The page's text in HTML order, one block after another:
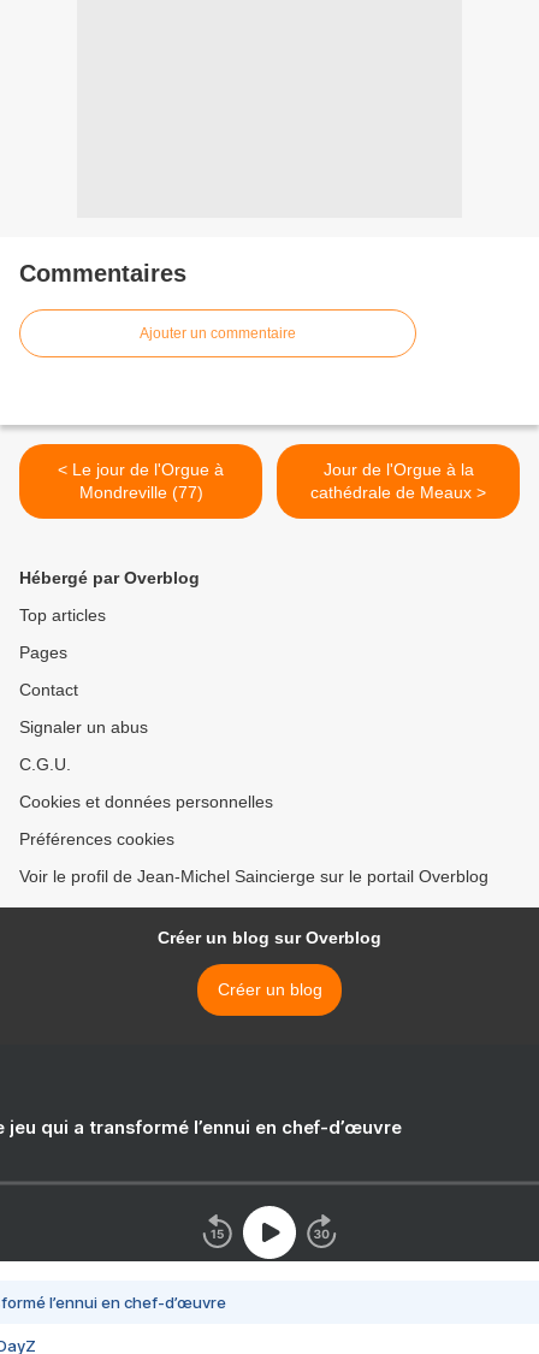
Commentaires
Ajouter un commentaire
< Le jour de l'Orgue à
Mondreville (77)
Jour de l'Orgue à la
cathédrale de Meaux >
Hébergé par Overblog
Top articles
Pages
Contact
Signaler un abus
C.G.U.
Cookies et données personnelles
Préférences cookies
Voir le profil de Jean-Michel Saincierge sur le portail Overblog
Créer un blog sur Overblog
Créer un blog
jeu qui a transformé l’ennui en chef-d’œuvre
l’ennui en chef-d’œuvre